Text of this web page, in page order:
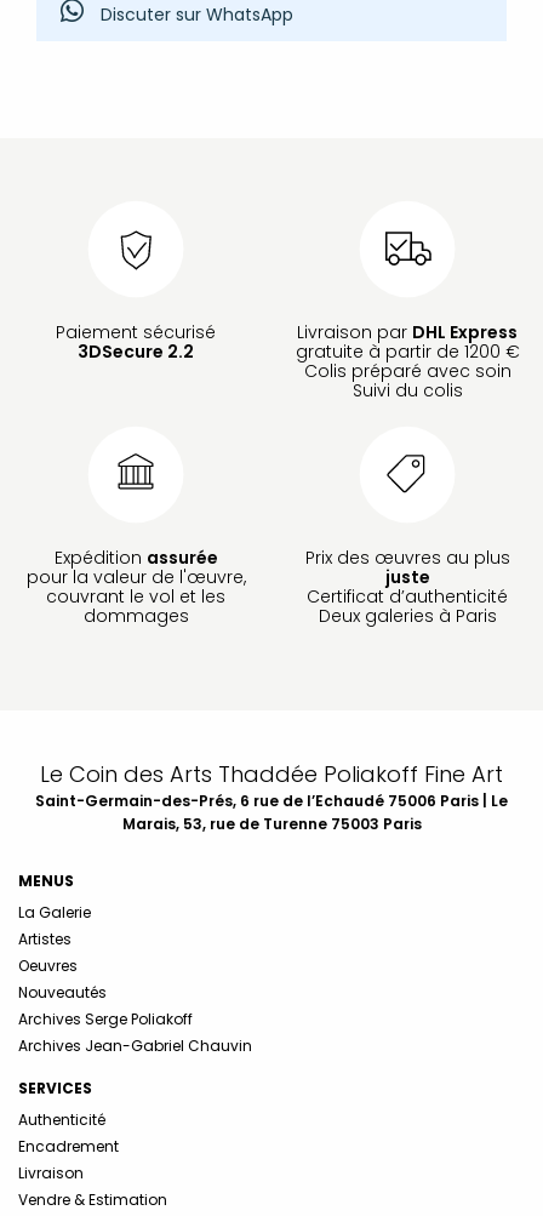
Discuter sur WhatsApp
Paiement sécurisé
3DSecure 2.2
Livraison par DHL Express
gratuite à partir de 1200 €
Colis préparé avec soin
Suivi du colis
Expédition assurée
pour la valeur de l'œuvre,
couvrant le vol et les
dommages
Prix des œuvres au plus
juste
Certificat d’authenticité
Deux galeries à Paris
Le Coin des Arts Thaddée Poliakoff Fine Art
Saint-Germain-des-Prés, 6 rue de l’Echaudé 75006 Paris | Le
Marais, 53, rue de Turenne 75003 Paris
MENUS
La Galerie
Artistes
Oeuvres
Nouveautés
Archives Serge Poliakoff
Archives Jean-Gabriel Chauvin
SERVICES
Authenticité
Encadrement
Livraison
Vendre & Estimation